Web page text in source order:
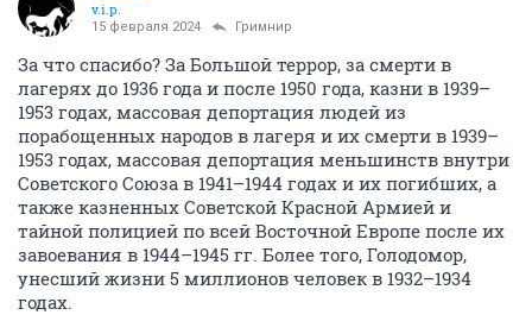
v.i.p.
15 февраля 2024 Гримнир
За что спасибо? За Большой террор, за смерти в
лагерях до 1936 года и после 1950 года, казни в 1939–
1953 годах, массовая депортация людей из
порабощенных народов в лагеря и их смерти в 1939–
1953 годах, массовая депортация меньшинств внутри
Советского Союза в 1941–1944 годах и их погибших, а
также казненных Советской Красной Армией и
тайной полицией по всей Восточной Европе после их
завоевания в 1944–1945 гг. Более того, Голодомор,
унесший жизни 5 миллионов человек в 1932–1934
годах.